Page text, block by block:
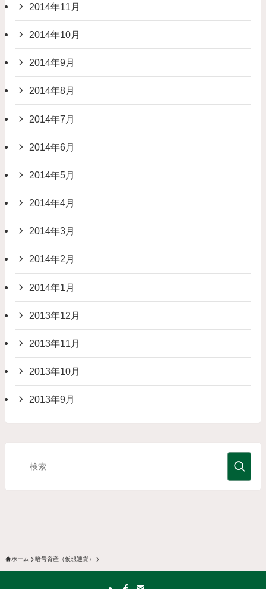
2014年11月
2014年10月
2014年9月
2014年8月
2014年7月
2014年6月
2014年5月
2014年4月
2014年3月
2014年2月
2014年1月
2013年12月
2013年11月
2013年10月
2013年9月
ホーム 暗号資産（仮想通貨）